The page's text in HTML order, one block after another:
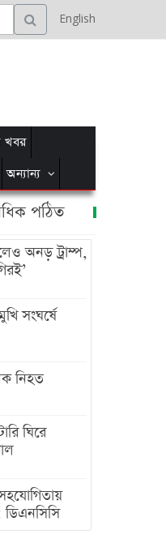
English
খবর
অন্যান্য
পঠিত
অনড় ট্রাম্প,
সংঘর্ষে
নিহত
ঘিরে